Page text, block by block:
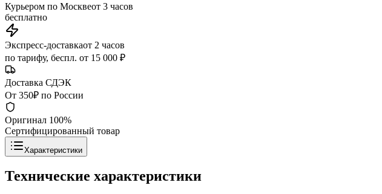
Курьером по Москвеот 3 часов
бесплатно
Экспресс-доставкаот 2 часов
по тарифу, беспл. от 15 000 ₽
Доставка СДЭК
От 350₽ по России
Оригинал 100%
Сертифицированный товар
Характеристики
Технические характеристики